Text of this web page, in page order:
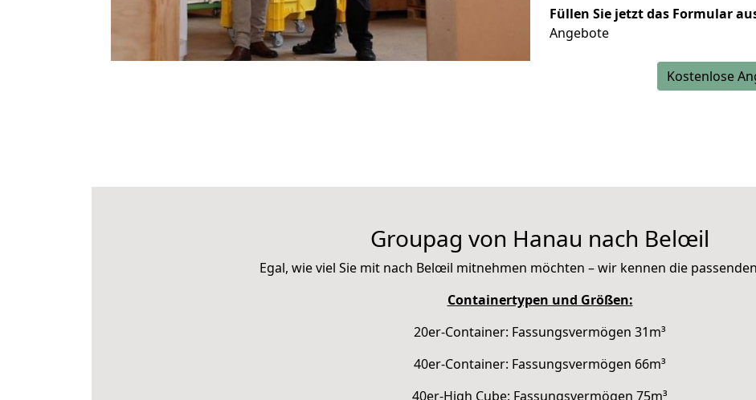
Füllen Sie jetzt das Formular
Angebote
Kostenlose
Groupag von Hanau nach Belœil
Egal, wie viel Sie mit nach Belœil mitnehmen möchten – wir kennen die
Containertypen und Größen:
20er-Container: Fassungsvermögen 31m³
40er-Container: Fassungsvermögen 66m³
40er-High Cube: Fassungsvermögen 75m³